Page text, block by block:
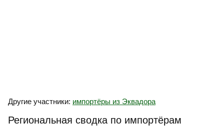
Другие участники: импортёры из Эквадора
Региональная сводка по импортёрам